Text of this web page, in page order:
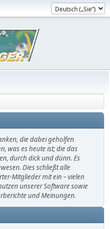
die dabei geholfen
was es heute ist; die das
durch dick und dünn. Es
Dies schließt alle
Mitglieder mit ein – vielen
unserer Software sowie
und Meinungen.